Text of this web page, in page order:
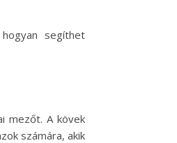
segíthet
mezőt. A kövek
számára, akik